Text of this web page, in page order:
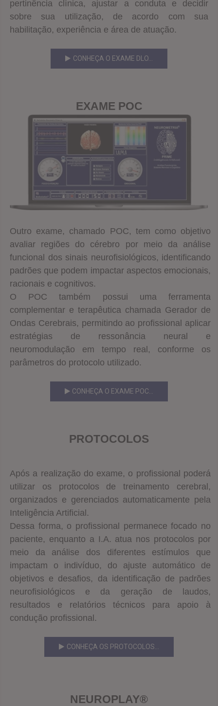
pertinência clínica, ajustar a conduta e decidir
sobre sua utilização, de acordo com sua
habilitação, experiência e área de atuação.
CONHEÇA O EXAME DLO...
EXAME POC
Outro exame, chamado POC, tem como objetivo
avaliar regiões do cérebro por meio da análise
funcional dos sinais neurofisiológicos, identificando
padrões que podem impactar aspectos emocionais,
racionais e cognitivos.
O POC também possui uma ferramenta
complementar e terapêutica chamada Gerador de
Ondas Cerebrais, permitindo ao profissional aplicar
estratégias de ressonância neural e
neuromodulação em tempo real, conforme os
parâmetros do protocolo utilizado.
CONHEÇA O EXAME POC...
PROTOCOLOS
Após a realização do exame, o profissional poderá
utilizar os protocolos de treinamento cerebral,
organizados e gerenciados automaticamente pela
Inteligência Artificial.
Dessa forma, o profissional permanece focado no
paciente, enquanto a I.A. atua nos protocolos por
meio da análise dos diferentes estímulos que
impactam o indivíduo, do ajuste automático de
objetivos e desafios, da identificação de padrões
neurofisiológicos e da geração de laudos,
resultados e relatórios técnicos para apoio à
condução profissional.
CONHEÇA OS PROTOCOLOS...
NEUROPLAY®